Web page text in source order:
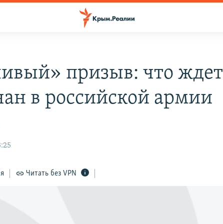
призыв: что ждет
в российской армии
Читать без VPN